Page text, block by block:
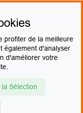
,Vert,Violet,
Mentions légales
profiter de la meilleure
également d'analyser
d'améliorer votre
Sélection